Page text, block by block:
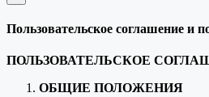
закрыть
Пользовательское соглашение и
ПОЛЬЗОВАТЕЛЬСКОЕ
ОБЩИЕ ПОЛОЖЕНИЯ